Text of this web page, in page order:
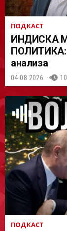
ПОДКАСТ
ИНДИСКА
ПОЛИТИКА:
анализа
04.08.2026.
ПОДКАСТ